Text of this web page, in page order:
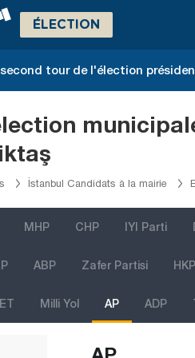
ÉLECTION
second tour de l'élection
İstanbul Candidats à la mairie
MHP CHP IYI Parti
ABP Zafer Partisi HKP
Milli Yol AP ADP